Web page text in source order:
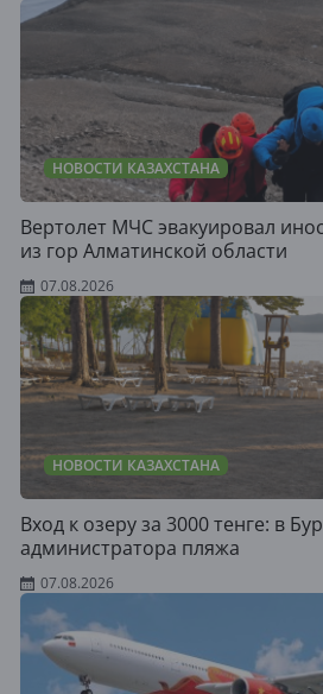
НОВОСТИ КАЗАХСТАНА
Вертолет МЧС эвакуировал
из гор Алматинской области
07.08.2026
НОВОСТИ КАЗАХСТАНА
Вход к озеру за 3000 тенге: в
администратора пляжа
07.08.2026